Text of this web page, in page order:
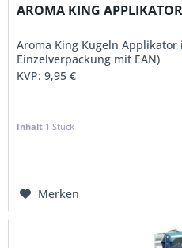
AROMA KING
Aroma King Kugeln Applikator
Einzelverpackung mit EAN)
KVP: 9,95 €
Inhalt 1 Stück
Merken